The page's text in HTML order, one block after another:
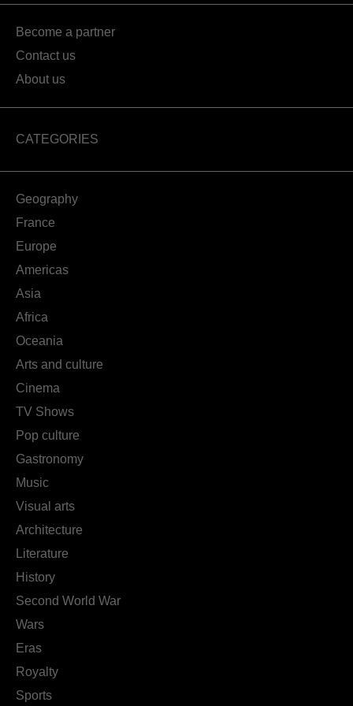
Become a partner
Contact us
About us
CATEGORIES
Geography
France
Europe
Americas
Asia
Africa
Oceania
Arts and culture
Cinema
TV Shows
Pop culture
Gastronomy
Music
Visual arts
Architecture
Literature
History
Second World War
Wars
Eras
Royalty
Sports